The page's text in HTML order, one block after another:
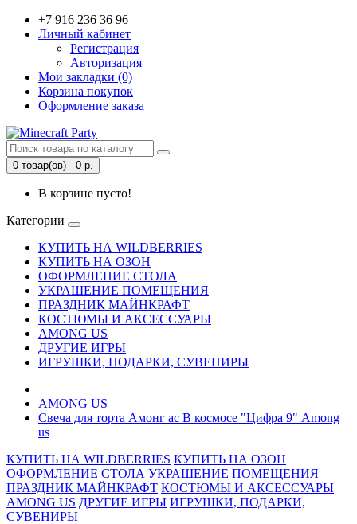
+7 916 236 36 96
Личный кабинет
Регистрация
Авторизация
Мои закладки (0)
Корзина покупок
Оформление заказа
0 товар(ов) - 0 р.
В корзине пусто!
Категории
КУПИТЬ НА WILDBERRIES
КУПИТЬ НА ОЗОН
ОФОРМЛЕНИЕ СТОЛА
УКРАШЕНИЕ ПОМЕЩЕНИЯ
ПРАЗДНИК МАЙНКРАФТ
КОСТЮМЫ И АКСЕССУАРЫ
AMONG US
ДРУГИЕ ИГРЫ
ИГРУШКИ, ПОДАРКИ, СУВЕНИРЫ
AMONG US
Свеча для торта Амонг ас В космосе "Цифра 9" Among
us
КУПИТЬ НА WILDBERRIES КУПИТЬ НА ОЗОН
ОФОРМЛЕНИЕ СТОЛА УКРАШЕНИЕ ПОМЕЩЕНИЯ
ПРАЗДНИК МАЙНКРАФТ КОСТЮМЫ И АКСЕССУАРЫ
AMONG US ДРУГИЕ ИГРЫ ИГРУШКИ, ПОДАРКИ,
СУВЕНИРЫ